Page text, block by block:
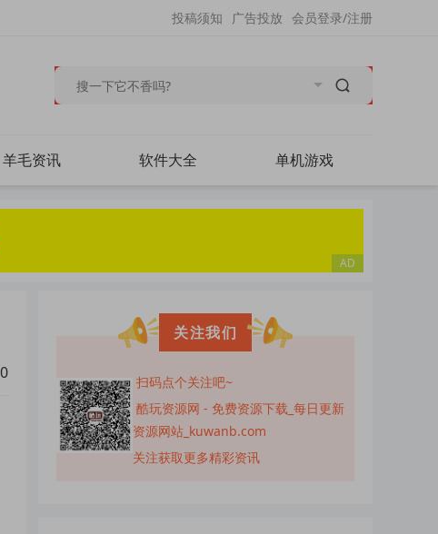
会员登录/注册
广告投放
投稿须知
羊毛资讯 软件大全 单机游戏
0
关注我们
扫码点个关注吧~
酷玩资源网 - 免费资源下载_每日更新
资源网站_kuwanb.com
关注获取更多精彩资讯